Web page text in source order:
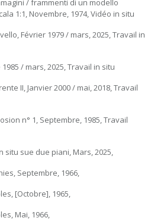
/ frammenti di un modello
1:1, Novembre, 1974, Vidéo in situ
Février 1979 / mars, 2025, Travail in
/ mars, 2025, Travail in situ
II, Janvier 2000 / mai, 2018, Travail
n° 1, Septembre, 1985, Travail
situ sue due piani, Mars, 2025,
Septembre, 1966,
[Octobre], 1965,
Mai, 1966,